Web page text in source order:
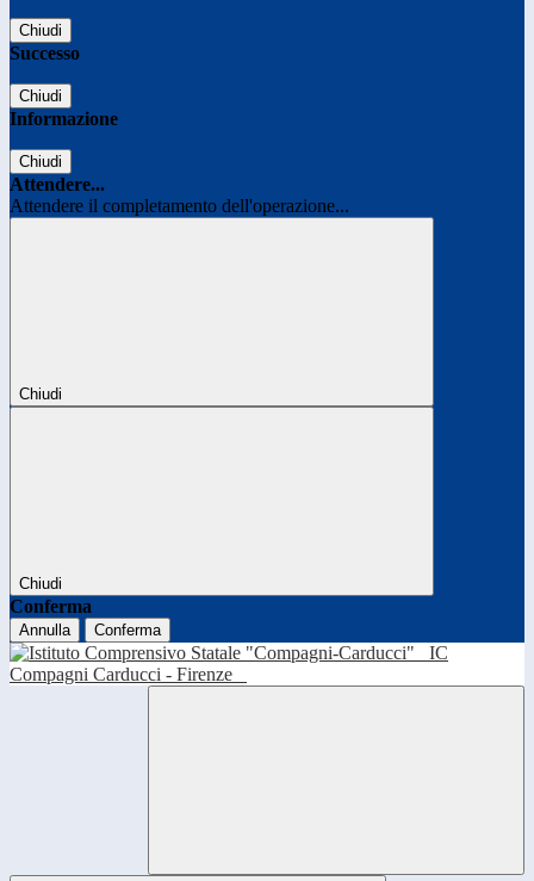
Chiudi
Successo
Chiudi
Informazione
Chiudi
Attendere...
Attendere il completamento dell'operazione...
Chiudi
Chiudi
Conferma
Annulla Conferma
IC
Compagni Carducci - Firenze